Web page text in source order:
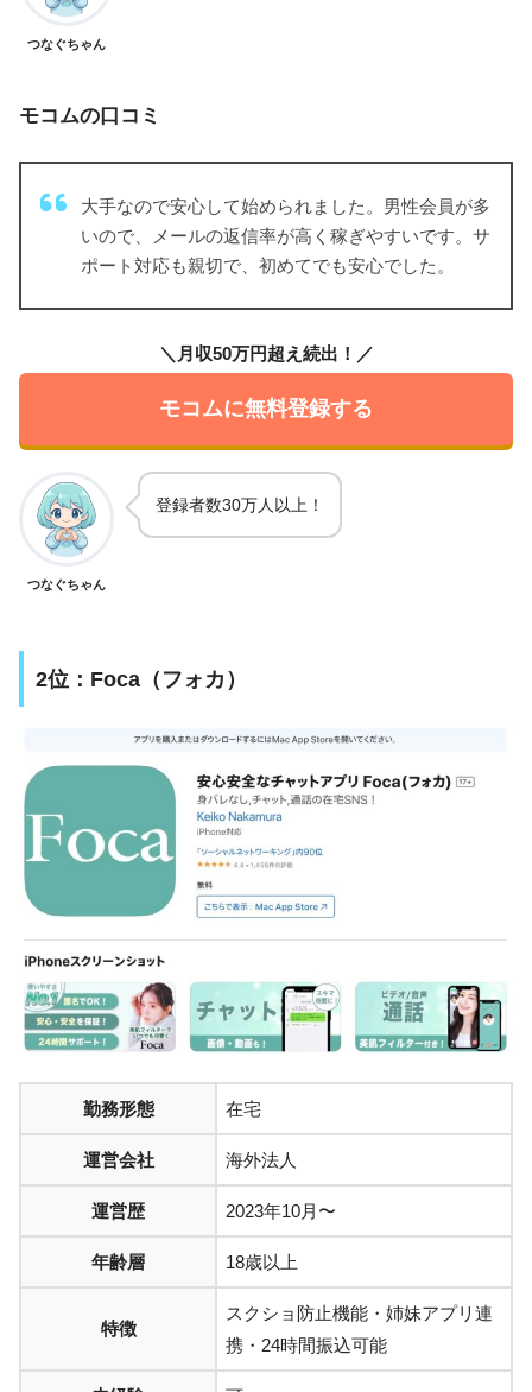
つなぐちゃん
モコムの口コミ
大手なので安心して始められました。男性会員が多
いので、メールの返信率が高く稼ぎやすいです。サ
ポート対応も親切で、初めてでも安心でした。
＼月収50万円超え続出！／
モコムに無料登録する
つなぐちゃん
登録者数30万人以上！
2位：Foca（フォカ）
勤務形態 在宅
運営会社 海外法人
運営歴 2023年10月〜
年齢層 18歳以上
特徴
スクショ防止機能・姉妹アプリ連
携・24時間振込可能